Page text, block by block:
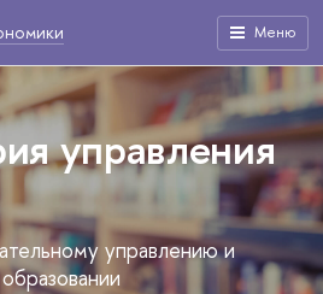
Меню
управления
управлению и